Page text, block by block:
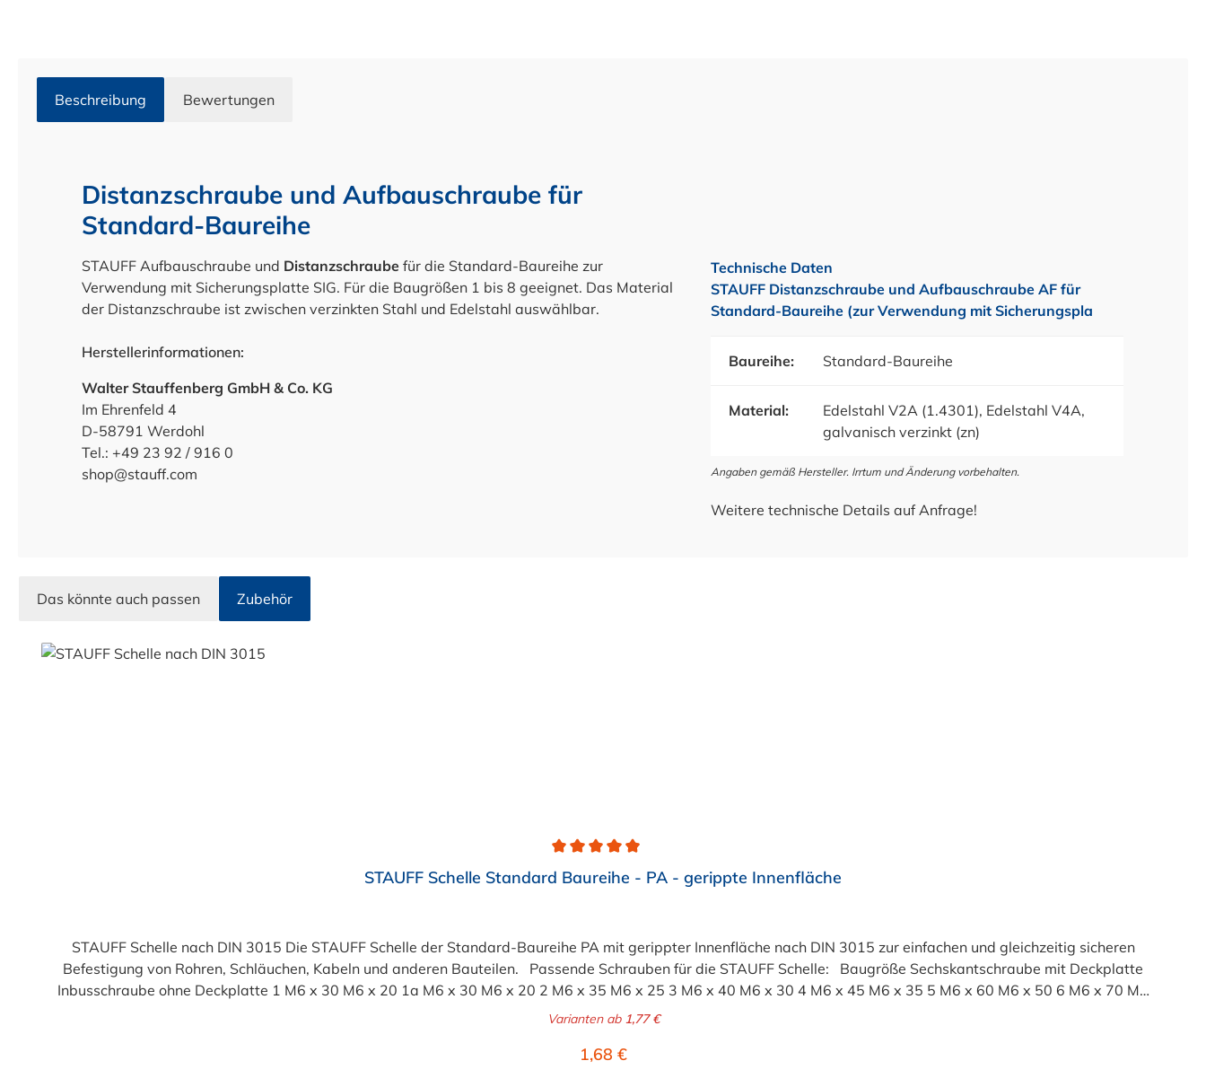
Beschreibung Bewertungen
Distanzschraube und Aufbauschraube für
Standard-Baureihe
STAUFF Aufbauschraube und Distanzschraube für die Standard-Baureihe zur
Verwendung mit Sicherungsplatte SIG. Für die Baugrößen 1 bis 8 geeignet. Das Material
der Distanzschraube ist zwischen verzinkten Stahl und Edelstahl auswählbar.
Herstellerinformationen:
Walter Stauffenberg GmbH & Co. KG
Im Ehrenfeld 4
D-58791 Werdohl
Tel.: +49 23 92 / 916 0
shop@stauff.com
Technische Daten
STAUFF Distanzschraube und Aufbauschraube AF für
Standard-Baureihe (zur Verwendung mit Sicherungspla
Baureihe: Standard-Baureihe
Material:
Edelstahl V2A (1.4301), Edelstahl V4A,
galvanisch verzinkt (zn)
Angaben gemäß Hersteller. Irrtum und Änderung vorbehalten.
Weitere technische Details auf Anfrage!
Das könnte auch passen Zubehör
Produktgalerie überspringen
Durchschnittliche Bewertung von 4.9 von 5 SternenSTAUFF Schelle Standard Baureihe - PA - gerippte Innenfläche
STAUFF Schelle nach DIN 3015 Die STAUFF Schelle der Standard-Baureihe PA mit gerippter Innenfläche nach DIN 3015 zur einfachen und gleichzeitig sicheren
Befestigung von Rohren, Schläuchen, Kabeln und anderen Bauteilen. Passende Schrauben für die STAUFF Schelle: Baugröße Sechskantschraube mit Deckplatte
Inbusschraube ohne Deckplatte 1 M6 x 30 M6 x 20 1a M6 x 30 M6 x 20 2 M6 x 35 M6 x 25 3 M6 x 40 M6 x 30 4 M6 x 45 M6 x 35 5 M6 x 60 M6 x 50 6 M6 x 70 M6
Varianten ab1,77 €
Regulärer Preis:
1,68 €